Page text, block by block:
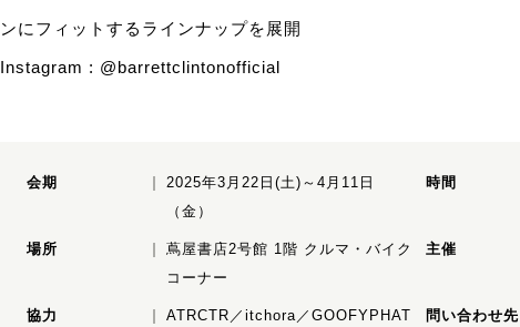
ンにフィットするラインナップを展開
Instagram : @barrettclintonofficial
会期
2025年3月22日(土)～4月11日
（金）
時間
場所
蔦屋書店2号館 1階 クルマ・バイク
コーナー
主催
協力
ATRCTR／itchora／GOOFYPHAT
問い合わせ先